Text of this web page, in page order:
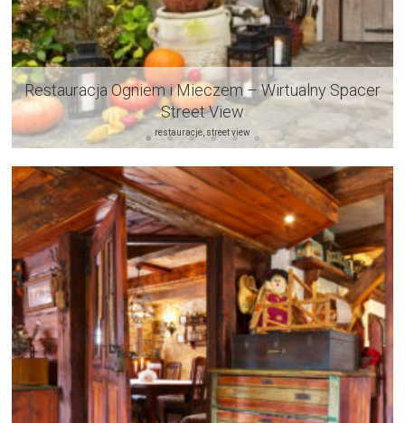
Restauracja Ogniem i Mieczem – Wirtualny Spacer
Street View
restauracje, street view